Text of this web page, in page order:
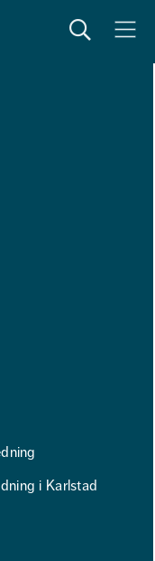
Sök Meny
i Karlstad